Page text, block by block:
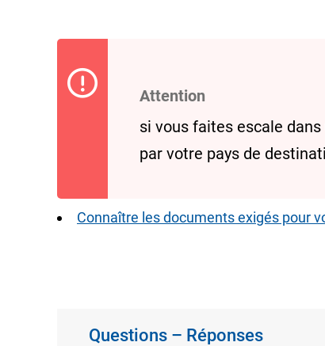
Attention
si vous faites escale
par votre pays de
Connaître les documents exigés pour
Questions – Réponses